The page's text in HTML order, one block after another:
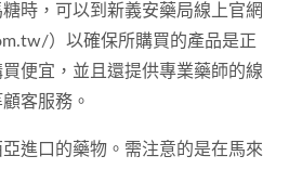
時，可以到新義安藥局線上官網
）以確保所購買的產品是正
便宜，並且還提供專業藥師的線
客服務。
進口的藥物。需注意的是在馬來